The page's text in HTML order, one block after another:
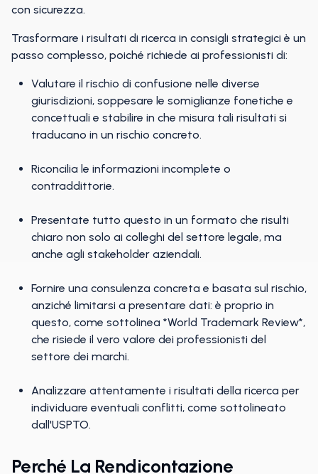
con sicurezza.
Trasformare i risultati di ricerca in consigli strategici è un
passo complesso, poiché richiede ai professionisti di:
Valutare il rischio di confusione nelle diverse
giurisdizioni, soppesare le somiglianze fonetiche e
concettuali e stabilire in che misura tali risultati si
traducano in un rischio concreto.
Riconcilia le informazioni incomplete o
contraddittorie.
Presentate tutto questo in un formato che risulti
chiaro non solo ai colleghi del settore legale, ma
anche agli stakeholder aziendali.
Fornire una consulenza concreta e basata sul rischio,
anziché limitarsi a presentare dati: è proprio in
questo, come sottolinea *World Trademark Review*,
che risiede il vero valore dei professionisti del
settore dei marchi.
Analizzare attentamente i risultati della ricerca per
individuare eventuali conflitti, come sottolineato
dall'USPTO.
Perché La Rendicontazione